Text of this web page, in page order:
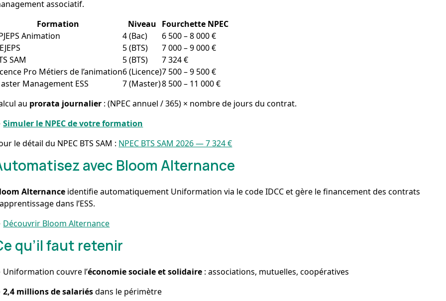
associatif.
Formation
Niveau Fourchette NPEC
Animation
4 (Bac)
6 500 – 8 000 €
5 (BTS)
7 000 – 9 000 €
SAM
5 (BTS)
7 324 €
Pro Métiers de l’animation6 (Licence)7 500 – 9 500 €
Management ESS
7 (Master)8 500 – 11 000 €
au prorata journalier : (NPEC annuel / 365) × nombre de jours du contrat.
Simuler le NPEC de votre formation
le détail du NPEC BTS SAM : NPEC BTS SAM 2026 — 7 324 €
avec Bloom Alternance
Alternance identifie automatiquement Uniformation via le code IDCC et gère le financement des contrats
dans l’ESS.
Découvrir Bloom Alternance
qu’il faut retenir
couvre l’économie sociale et solidaire : associations, mutuelles, coopératives
2,4 millions de salariésdans le périmètre